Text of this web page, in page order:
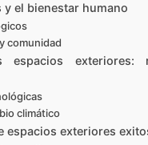
y el bienestar humano
comunidad
exteriores:
climático
espacios exteriores